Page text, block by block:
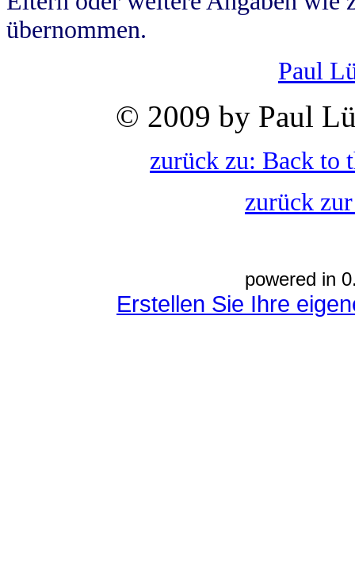
übernommen.
Paul
© 2009 by Paul
zurück zu: Back to
zurück
powered in
Erstellen Sie Ihre